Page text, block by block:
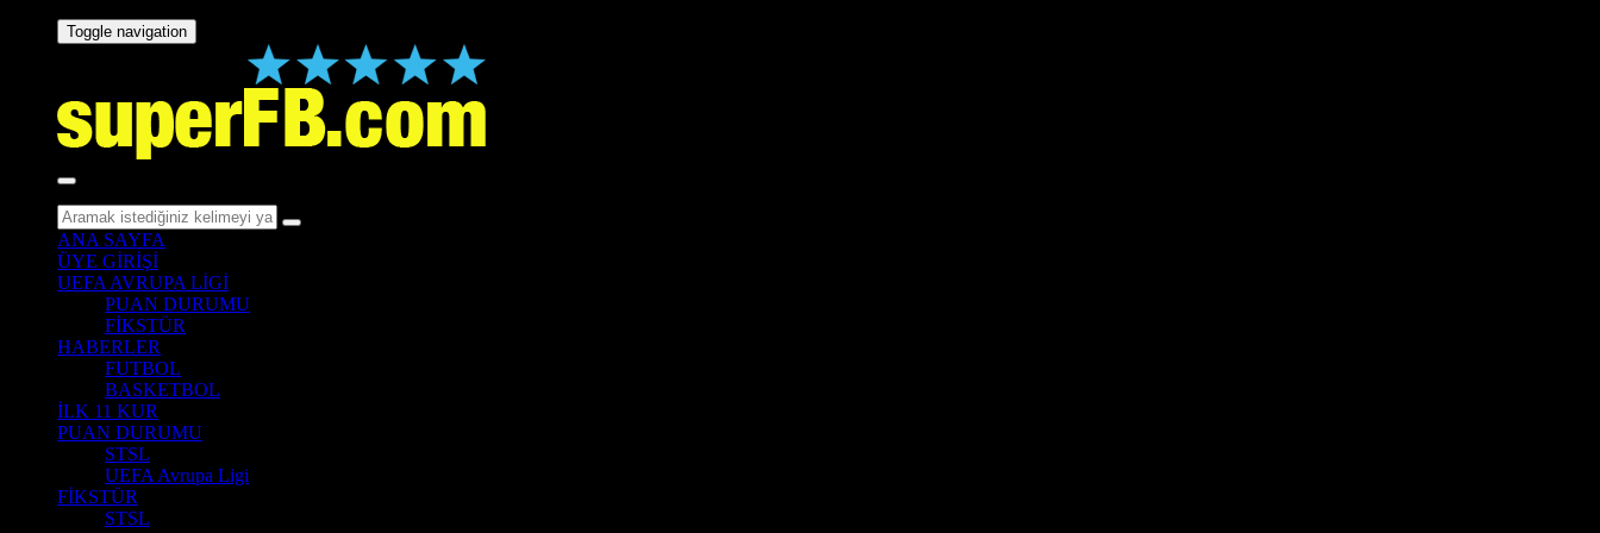
Toggle navigation
ANA SAYFA
ÜYE GİRİŞİ
UEFA AVRUPA LİGİ
PUAN DURUMU
FİKSTÜR
HABERLER
FUTBOL
BASKETBOL
İLK 11 KUR
PUAN DURUMU
STSL
UEFA Avrupa Ligi
FİKSTÜR
STSL